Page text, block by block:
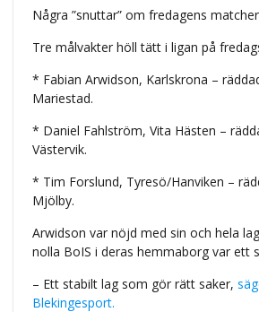
Några ”snuttar” om fredagens
Tre målvakter höll tätt i ligan på
* Fabian Arwidson, Karlskrona –
Mariestad.
* Daniel Fahlström, Vita Hästen –
Västervik.
* Tim Forslund, Tyresö/Hanviken –
Mjölby.
Arwidson var nöjd med sin och hela
nolla BoIS i deras hemmaborg var ett
– Ett stabilt lag som gör rätt saker,
Blekingesport.